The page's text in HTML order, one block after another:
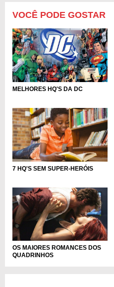
VOCÊ PODE GOSTAR
MELHORES HQ'S DA DC
7 HQ'S SEM SUPER-HERÓIS
OS MAIORES ROMANCES DOS
QUADRINHOS